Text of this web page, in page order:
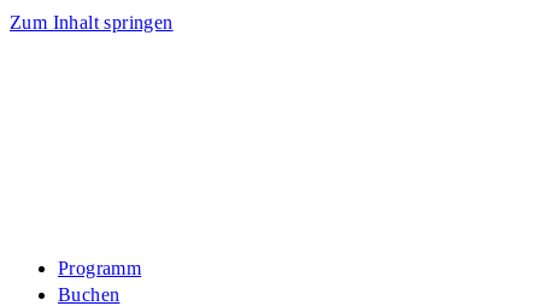
Zum Inhalt springen
Programm
Buchen